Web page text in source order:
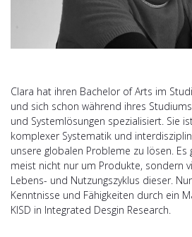
Clara hat ihren Bachelor of Arts im
und sich schon während ihres
und Systemlösungen spezialisiert. Sie
komplexer Systematik und
unsere globalen Probleme zu lösen. Es
meist nicht nur um Produkte, sondern
Lebens- und Nutzungszyklus dieser.
Kenntnisse und Fähigkeiten durch ein
KISD in Integrated Desgin Research.